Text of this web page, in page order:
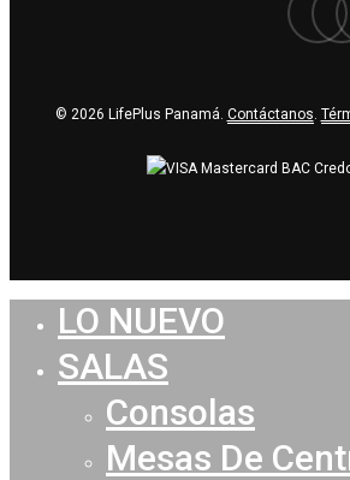
© 2026 LifePlus Panamá. Contáctanos
LO NUEVO
SALAS
Consolas
Mesas De